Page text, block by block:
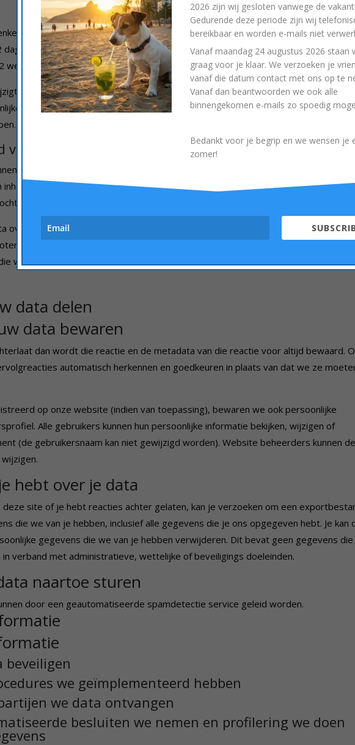
cookies bewaren in verband met jouw login informatie en schermweergave
dagen geldig en cookies voor schermweergave opties 1 jaar. Als je “Herinner mij”
bewaard. Zodra je uitlogt van jouw account, worden login cookies
of publiceert wordt een aanvullende cookie door je browser opgeslagen. Deze
data en heeft enkel het post ID van het artikel wat je hebt bewerkt in zich.
andere websites
ingesloten (embedded) inhoud bevatten (bijvoorbeeld video’s, afbeeldingen,
inhoud van andere websites gedraagt zich exact hetzelfde alsof de bezoeker deze
over jou verzamelen, cookies gebruiken, tracking van derde partijen insluiten en je
inhoud monitoren, inclusief de interactie met ingesloten inhoud als je een
website.
data delen
data bewaren
dan wordt die reactie en de metadata van die reactie voor altijd bewaard.
automatisch herkennen en goedkeuren in plaats van dat we ze
op onze website (indien van toepassing), bewaren we ook persoonlijke
Alle gebruikers kunnen hun persoonlijke informatie bekijken, wijzigen of
(de gebruikersnaam kan niet gewijzigd worden). Website beheerders kunnen
hebt over je data
deze site of je hebt reacties achter gelaten, kan je verzoeken om een
die we van je hebben, inclusief alle gegevens die je ons opgegeven hebt. Je kan
gegevens die we van je hebben verwijderen. Dit bevat geen gegevens
verband met administratieve, wettelijke of beveiligings doeleinden.
naartoe sturen
door een geautomatiseerde spamdetectie service geleid worden.
beveiligen
we geïmplementeerd hebben
we data ontvangen
besluiten we nemen en profilering we doen
2026 zijn wij gesloten vanwege de
Gedurende deze periode zijn wij
bereikbaar en worden e-mails niet
Vanaf maandag 24 augustus 2026 staan
graag voor je klaar. We verzoeken je
vanaf die datum contact met ons op te
Vanaf dan beantwoorden we ook alle
binnengekomen e-mails zo spoedig
Bedankt voor je begrip en we wensen je
zomer!